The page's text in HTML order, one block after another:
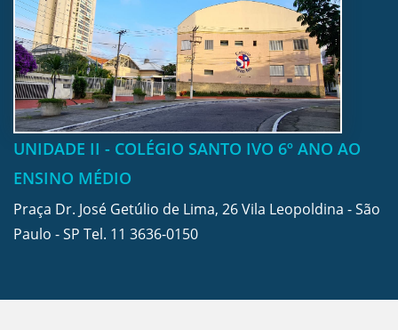
UNIDADE II - COLÉGIO SANTO IVO 6º ANO AO
ENSINO MÉDIO
Praça Dr. José Getúlio de Lima, 26 Vila Leopoldina - São
Paulo - SP Tel. 11 3636-0150